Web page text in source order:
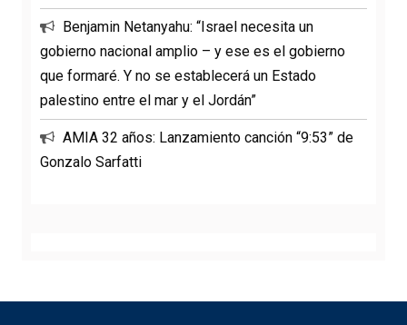
Benjamin Netanyahu: “Israel necesita un
gobierno nacional amplio – y ese es el gobierno
que formaré. Y no se establecerá un Estado
palestino entre el mar y el Jordán”
AMIA 32 años: Lanzamiento canción “9:53” de
Gonzalo Sarfatti